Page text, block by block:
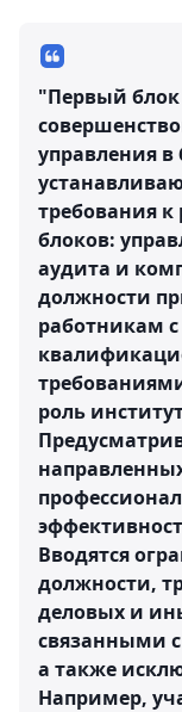
"Первый
управления в
требования
блоков:
аудита и
должности
работникам
роль
Вводятся
должности,
деловых и
связанными
а также
Например,